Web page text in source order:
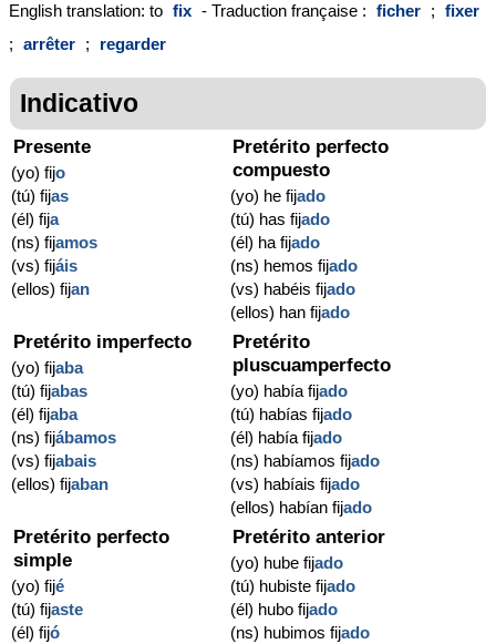
English translation: to fix - Traduction française : ficher ; fixer
; arrêter ; regarder
Indicativo
Presente
(yo) fijo
(tú) fijas
(él) fija
(ns) fijamos
(vs) fijáis
(ellos) fijan
Pretérito perfecto
compuesto
(yo) he fijado
(tú) has fijado
(él) ha fijado
(ns) hemos fijado
(vs) habéis fijado
(ellos) han fijado
Pretérito imperfecto
(yo) fijaba
(tú) fijabas
(él) fijaba
(ns) fijábamos
(vs) fijabais
(ellos) fijaban
Pretérito
pluscuamperfecto
(yo) había fijado
(tú) habías fijado
(él) había fijado
(ns) habíamos fijado
(vs) habíais fijado
(ellos) habían fijado
Pretérito perfecto
simple
(yo) fijé
(tú) fijaste
(él) fijó
Pretérito anterior
(yo) hube fijado
(tú) hubiste fijado
(él) hubo fijado
(ns) hubimos fijado